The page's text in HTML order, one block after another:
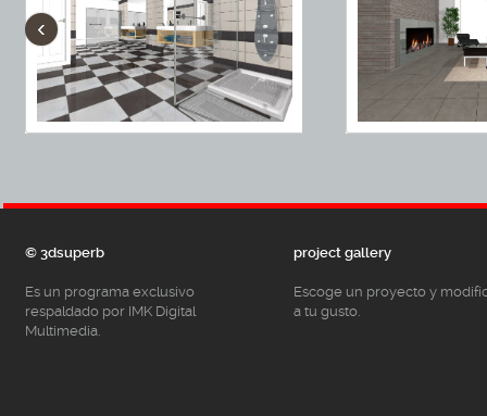
‹
© 3dsuperb
Es un programa exclusivo
respaldado por IMK Digital
Multimedia.
project gallery
Escoge un proyecto y
a tu gusto.